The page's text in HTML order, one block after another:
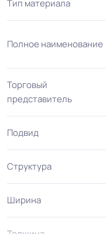
Тип материала
Полное наименование
Торговый
представитель
Подвид
Структура
Ширина